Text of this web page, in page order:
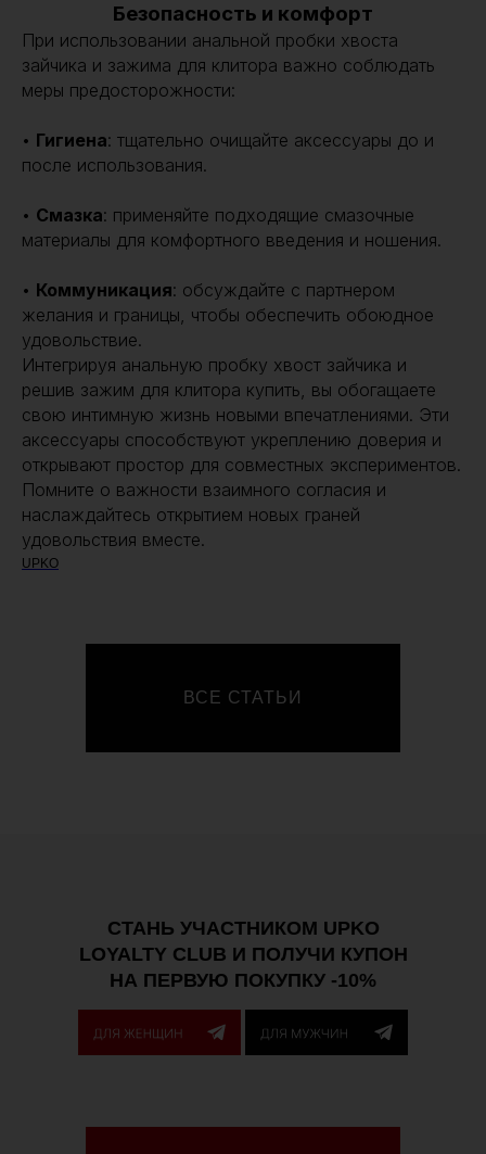
Безопасность и комфорт
При использовании анальной пробки хвоста
зайчика и зажима для клитора важно соблюдать
меры предосторожности:
• Гигиена: тщательно очищайте аксессуары до и
после использования.
• Смазка: применяйте подходящие смазочные
материалы для комфортного введения и ношения.
• Коммуникация: обсуждайте с партнером
желания и границы, чтобы обеспечить обоюдное
удовольствие.
Интегрируя анальную пробку хвост зайчика и
решив зажим для клитора купить, вы обогащаете
свою интимную жизнь новыми впечатлениями. Эти
аксессуары способствуют укреплению доверия и
открывают простор для совместных экспериментов.
Помните о важности взаимного согласия и
наслаждайтесь открытием новых граней
удовольствия вместе.
UPKO
ВСЕ СТАТЬИ
СТАНЬ УЧАСТНИКОМ UPKO
LOYALTY CLUB И ПОЛУЧИ КУПОН
НА ПЕРВУЮ ПОКУПКУ -10%